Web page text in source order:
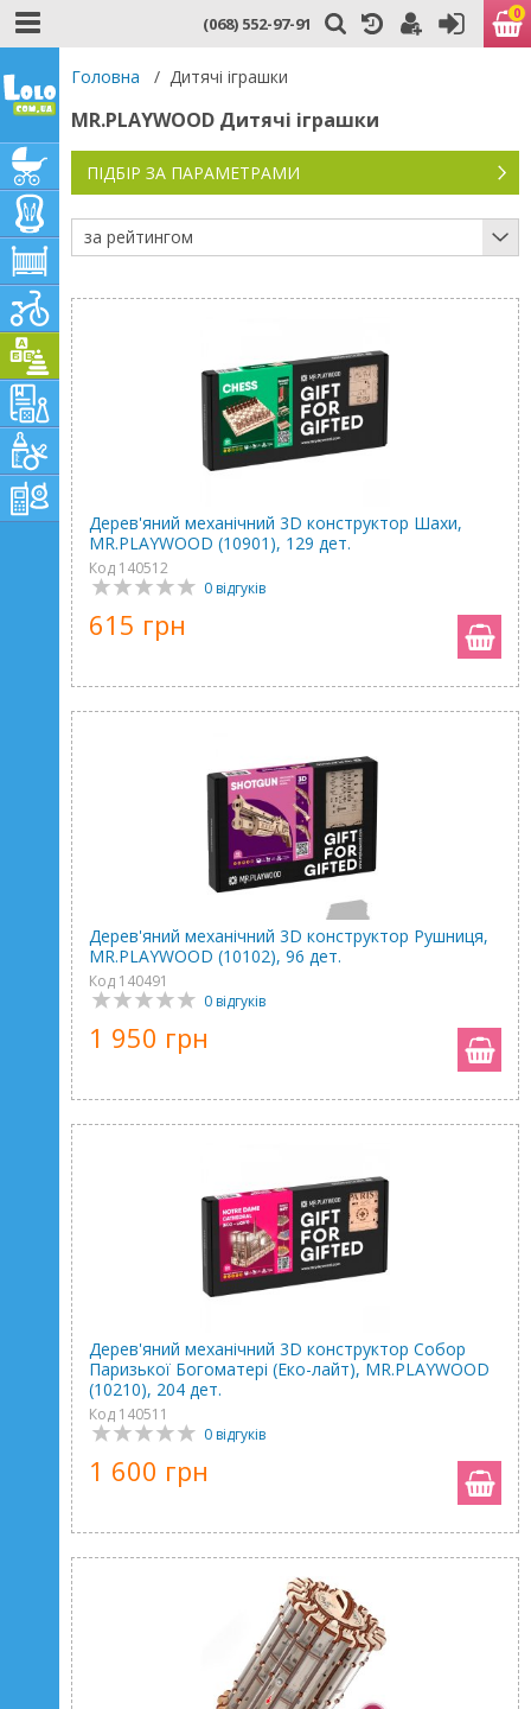
(068) 552-97-91 0
Головна / Дитячі іграшки
MR.PLAYWOOD Дитячі іграшки
ПІДБІР ЗА ПАРАМЕТРАМИ
за рейтингом
Дерев'яний механічний 3D конструктор Шахи,
MR.PLAYWOOD (10901), 129 дет.
Код 140512
0 відгуків
615 грн
Дерев'яний механічний 3D конструктор Рушниця,
MR.PLAYWOOD (10102), 96 дет.
Код 140491
0 відгуків
1 950 грн
Дерев'яний механічний 3D конструктор Собор
Паризької Богоматері (Еко-лайт), MR.PLAYWOOD
(10210), 204 дет.
Код 140511
0 відгуків
1 600 грн